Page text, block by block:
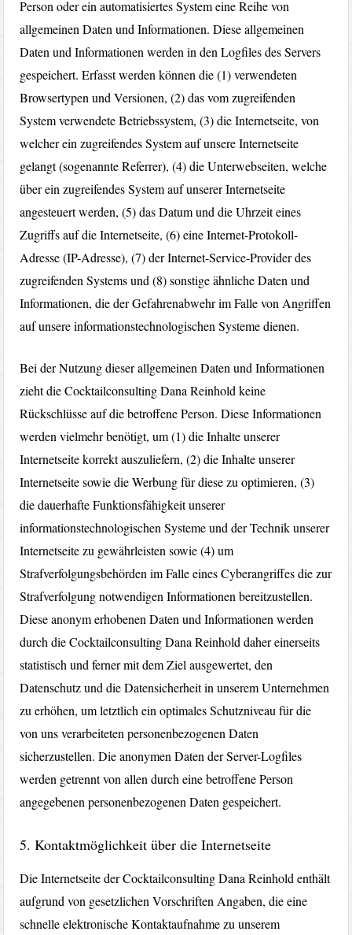
Person oder ein automatisiertes System eine Reihe von
allgemeinen Daten und Informationen. Diese allgemeinen
Daten und Informationen werden in den Logfiles des Servers
gespeichert. Erfasst werden können die (1) verwendeten
Browsertypen und Versionen, (2) das vom zugreifenden
System verwendete Betriebssystem, (3) die Internetseite, von
welcher ein zugreifendes System auf unsere Internetseite
gelangt (sogenannte Referrer), (4) die Unterwebseiten, welche
über ein zugreifendes System auf unserer Internetseite
angesteuert werden, (5) das Datum und die Uhrzeit eines
Zugriffs auf die Internetseite, (6) eine Internet-Protokoll-
Adresse (IP-Adresse), (7) der Internet-Service-Provider des
zugreifenden Systems und (8) sonstige ähnliche Daten und
Informationen, die der Gefahrenabwehr im Falle von Angriffen
auf unsere informationstechnologischen Systeme dienen.
Bei der Nutzung dieser allgemeinen Daten und Informationen
zieht die Cocktailconsulting Dana Reinhold keine
Rückschlüsse auf die betroffene Person. Diese Informationen
werden vielmehr benötigt, um (1) die Inhalte unserer
Internetseite korrekt auszuliefern, (2) die Inhalte unserer
Internetseite sowie die Werbung für diese zu optimieren, (3)
die dauerhafte Funktionsfähigkeit unserer
informationstechnologischen Systeme und der Technik unserer
Internetseite zu gewährleisten sowie (4) um
Strafverfolgungsbehörden im Falle eines Cyberangriffes die zur
Strafverfolgung notwendigen Informationen bereitzustellen.
Diese anonym erhobenen Daten und Informationen werden
durch die Cocktailconsulting Dana Reinhold daher einerseits
statistisch und ferner mit dem Ziel ausgewertet, den
Datenschutz und die Datensicherheit in unserem Unternehmen
zu erhöhen, um letztlich ein optimales Schutzniveau für die
von uns verarbeiteten personenbezogenen Daten
sicherzustellen. Die anonymen Daten der Server-Logfiles
werden getrennt von allen durch eine betroffene Person
angegebenen personenbezogenen Daten gespeichert.
5. Kontaktmöglichkeit über die Internetseite
Die Internetseite der Cocktailconsulting Dana Reinhold enthält
aufgrund von gesetzlichen Vorschriften Angaben, die eine
schnelle elektronische Kontaktaufnahme zu unserem